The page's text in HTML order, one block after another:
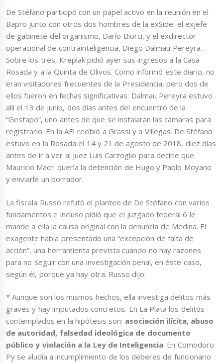
De Stéfano participó con un papel activo en la reunión en el
Bapro junto con otros dos hombres de la exSide: el exjefe
de gabinete del organismo, Darío Biorci, y el exdirector
operacional de contrainteligencia, Diego Dalmau Pereyra.
Sobre los tres, Kreplak pidió ayer sus ingresos a la Casa
Rosada y a la Quinta de Olivos. Como informó este diario, no
eran visitadores frecuentes de la Presidencia, pero dos de
ellos fueron en fechas significativas: Dalmau Pereyra estuvo
allí el 13 de junio, dos días antes del encuentro de la
“Gestapo”, uno antes de que se instalaran las cámaras para
registrarlo. En la AFI recibió a Grassi y a Villegas. De Stéfano
estuvo en la Rosada el 14 y 21 de agosto de 2018, diez días
antes de ir a ver al juez Luis Carzoglio para decirle que
Mauricio Macri quería la detención de Hugo y Pablo Moyano
y enviarle un borrador.
La fiscala Russo refutó el planteo de De Stéfano con varios
fundamentos e incluso pidió que el juzgado federal 6 le
mande a ella la causa original con la denuncia de Medina. El
exagente había presentado una “excepción de falta de
acción”, una herramienta prevista cuando no hay razones
para no seguir con una investigación penal, en éste caso,
según él, porque ya hay otra. Russo dijo:
* Aunque son los mismos hechos, ella investiga delitos más
graves y hay imputados concretos. En La Plata los delitos
contemplados en la hipótesis son: asociación ilícita, abuso
de autoridad, falsedad ideológica de documento
público y violación a la Ley de Inteligencia. En Comodoro
Py se aludía a incumplimiento de los deberes de funcionario